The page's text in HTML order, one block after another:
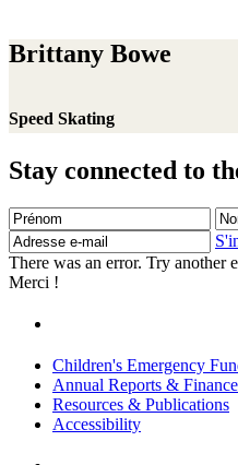
Brittany Bowe
Speed Skating
Stay connected to
Prénom
There was an error. Try another
Merci !
Children's Emergency
Annual Reports &
Resources & Publications
Accessibility